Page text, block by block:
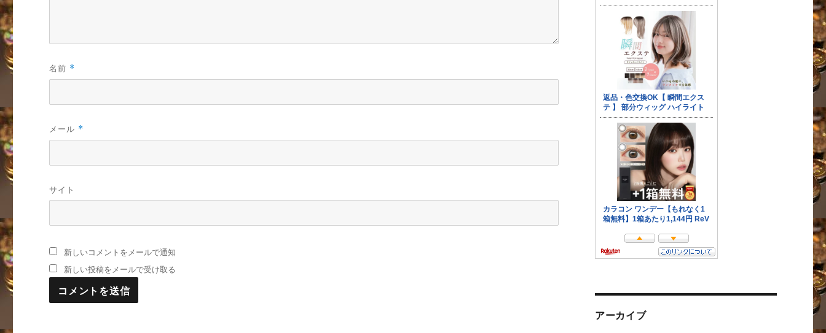
名前 *
メール *
サイト
新しいコメントをメールで通知
新しい投稿をメールで受け取る
アーカイブ